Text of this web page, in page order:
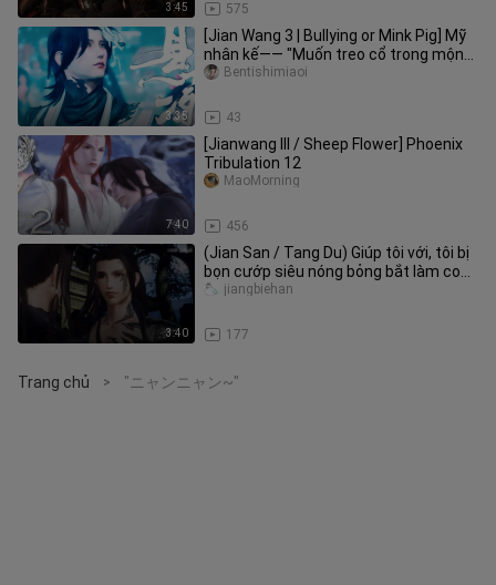
3:45 575
3:35
[Jian Wang 3 | Bullying or Mink Pig] Mỹ
nhân kế—— "Muốn treo cổ trong mộng,
nhưng mộng lớn nhất định
43
Bentishimiaoi
7:40
[Jianwang III / Sheep Flower] Phoenix
Tribulation 12
456
MaoMorning
3:40
(Jian San / Tang Du) Giúp tôi với, tôi bị
bọn cướp siêu nóng bỏng bắt làm con
tin
177
jiangbiehan
Trang chủ > "ニャンニャン~"